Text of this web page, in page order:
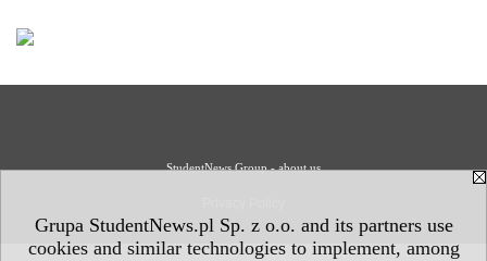
Grupa StudentNews.pl Sp. z o.o. and its partners use
cookies and similar technologies to implement, among
StudentNews Group - about us